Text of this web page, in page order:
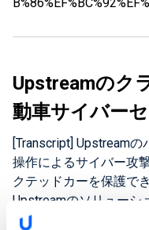
Upstreamのク
動車サイバー
[Transcript] Upstream
操作によるサイバー攻
クテッドカーを保護で
Upstreamのソリューシ
め、走行中の自動車を